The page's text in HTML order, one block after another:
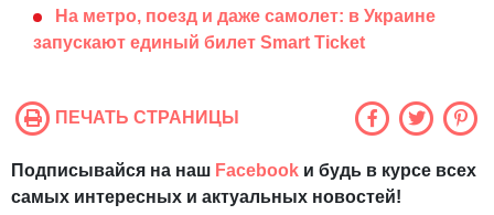
На метро, поезд и даже самолет: в Украине
запускают единый билет Smart Ticket
ПЕЧАТЬ СТРАНИЦЫ
Подписывайся на наш Facebook и будь в курсе всех
самых интересных и актуальных новостей!